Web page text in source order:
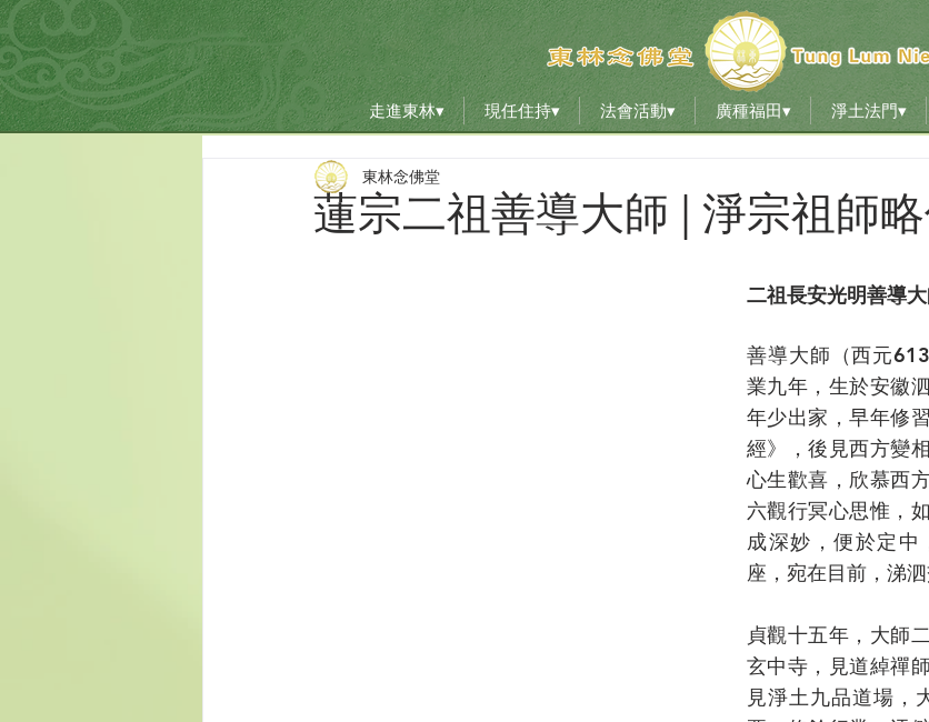
走進東林▾ 現任住持▾ 法會活動▾ 廣種福田▾ 淨土法門▾
走進東林▾ 現任住持▾ 法會活動▾ 廣種福田▾ 淨土法門▾
蓮宗二祖善導大師 | 淨宗祖師
東林念佛堂
二祖長安光明善導
善導大師（西元
業九年，生於安徽
年少出家，早年修
經》，後見西方變
心生歡喜，欣慕西
六觀行冥心思惟，
成深妙，便於定中
座，宛在目前，涕泗
貞觀十五年，大師
玄中寺，見道綽禪
見淨土九品道場，